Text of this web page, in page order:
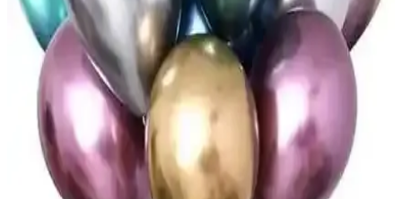
Nistabolje Zıpzıp ve Renkli Balonların özellikleri, kullanıcı
yorumları ve kullanım alanlarına dair detaylı karşılaştırma ile en
uygun balon seçimini yapın.
Öz-bal Çift Taraflı Yapışkan Balon Yapıştırma
Bandı: Güçlü ve Pratik Dekorasyon Çözümü
Güçlü yapışkan özellikleriyle balonları uzun süre sabit tutan Öz-bal
çift taraflı yapışkan balon yapıştırma bandı, pratik kullanımıyla
dekorasyon ve organizasyonlarda ideal bir tercihtir.